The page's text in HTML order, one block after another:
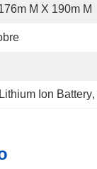
M X 190m M
Ion Battery,